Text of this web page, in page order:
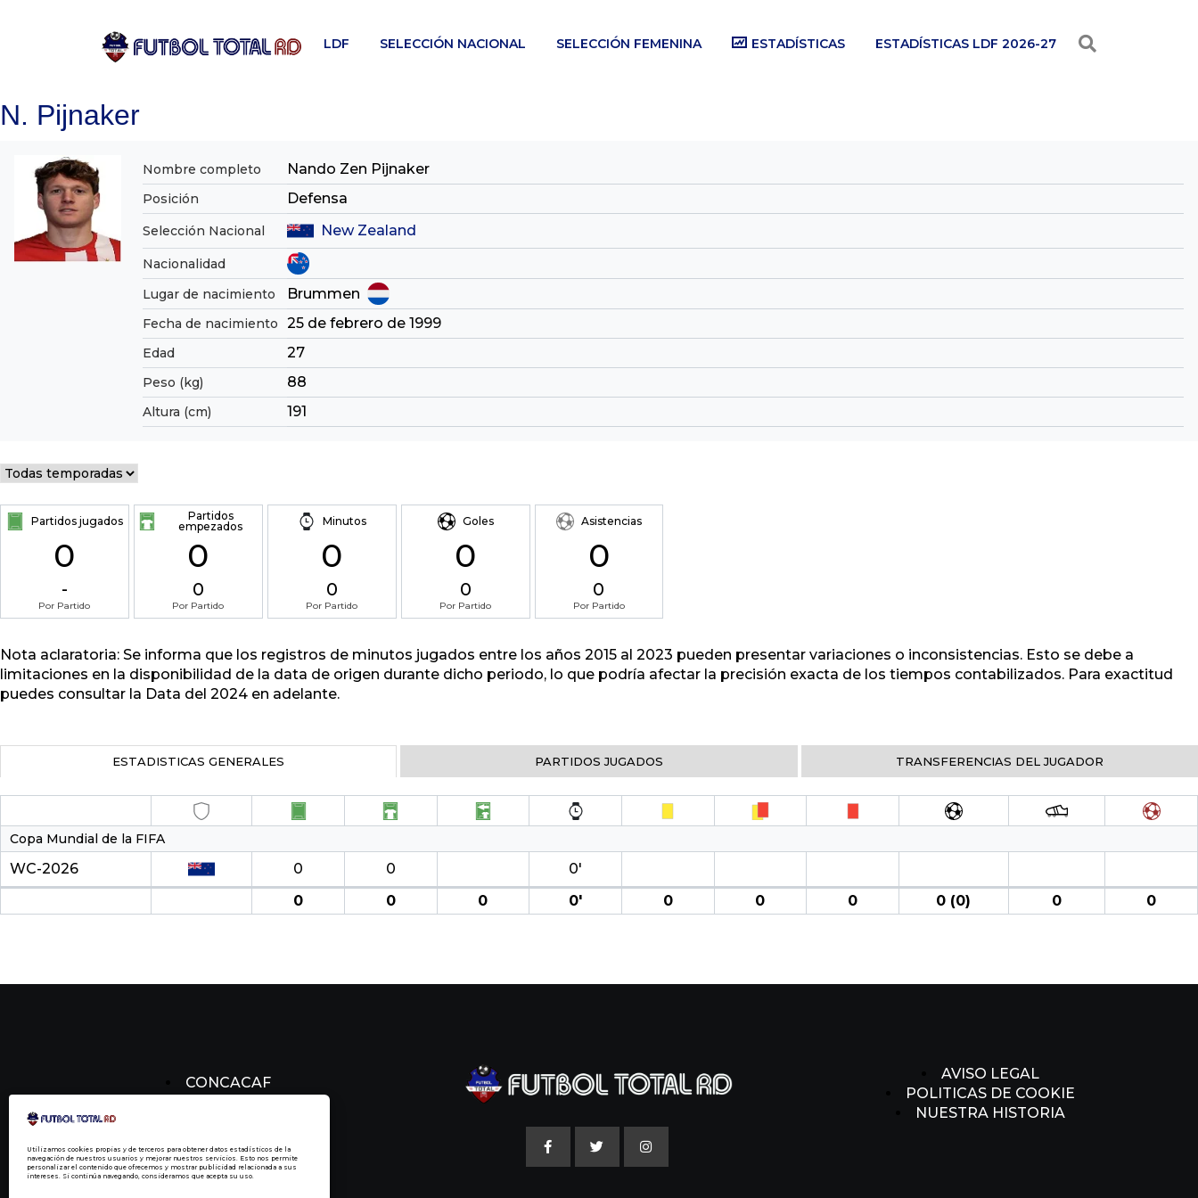
Utilizamos cookies propias y de terceros para obtener datos estadísticos de la
navegación de nuestros usuarios y mejorar nuestros servicios. Esto nos permite
personalizar el contenido que ofrecemos y mostrar publicidad relacionada a sus
intereses. Si continúa navegando, consideramos que acepta su uso.
LDF SELECCIÓN NACIONAL SELECCIÓN FEMENINA ESTADÍSTICAS ESTADÍSTICAS LDF 2026-27
N. Pijnaker
Nombre completo Nando Zen Pijnaker
Posición Defensa
Selección Nacional New Zealand
Nacionalidad
Lugar de nacimiento
Brummen
Fecha de nacimiento 25 de febrero de 1999
Edad 27
Peso (kg) 88
Altura (cm) 191
Partidos jugados
0
-
Por Partido
Partidos
empezados
0
0
Por Partido
Minutos
0
0
Por Partido
Goles
0
0
Por Partido
Asistencias
0
0
Por Partido
Nota aclaratoria: Se informa que los registros de minutos jugados entre los años 2015 al 2023 pueden presentar variaciones o inconsistencias. Esto se debe a
limitaciones en la disponibilidad de la data de origen durante dicho periodo, lo que podría afectar la precisión exacta de los tiempos contabilizados. Para exactitud
puedes consultar la Data del 2024 en adelante.
ESTADISTICAS GENERALES PARTIDOS JUGADOS TRANSFERENCIAS DEL JUGADOR
Copa Mundial de la FIFA
WC-2026 0 0
0′
0
0 0 0′ 0 0 0 0 (0) 0 0
CONCACAF
AVISO LEGAL
POLITICAS DE COOKIE
NUESTRA HISTORIA